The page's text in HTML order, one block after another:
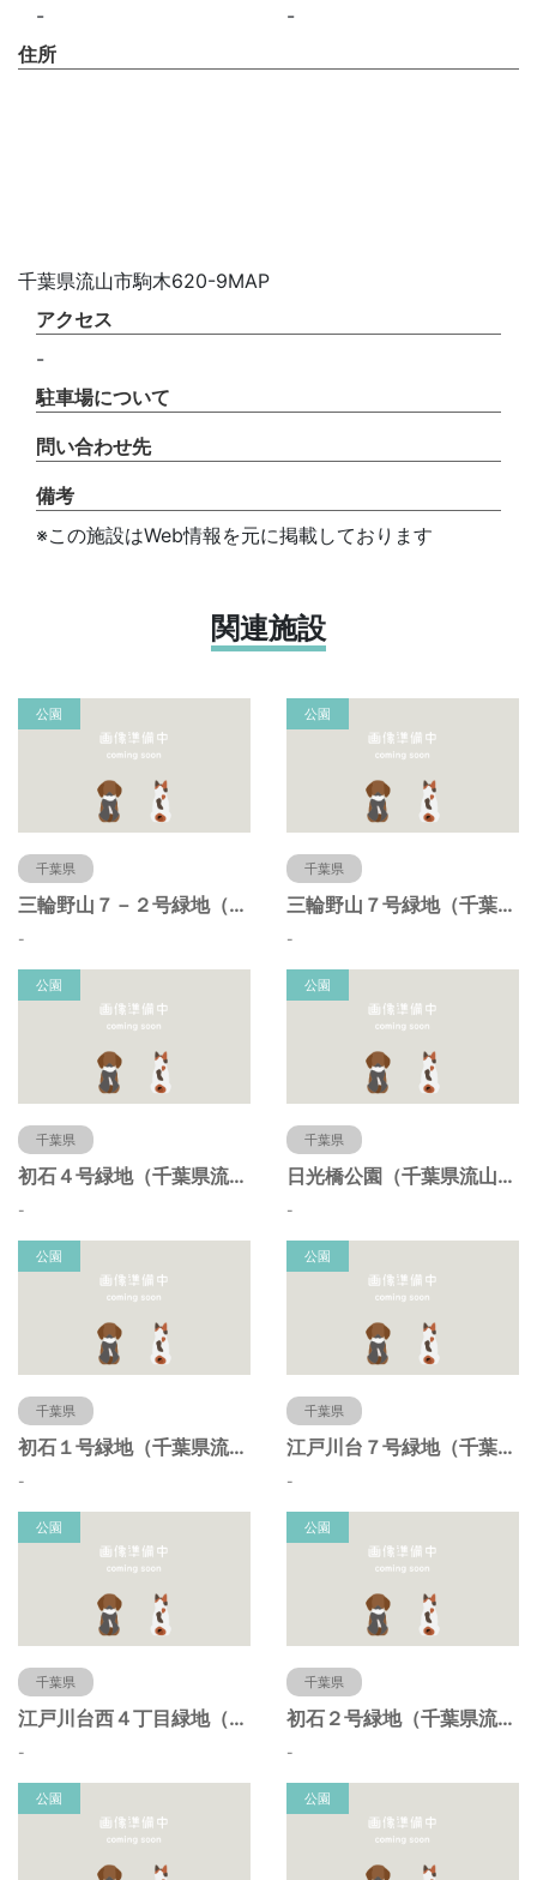
-
-
住所
千葉県流山市駒木620-9MAP
アクセス
-
駐車場について
問い合わせ先
備考
※この施設はWeb情報を元に掲載しております
関連施設
公園
千葉県
三輪野山７－２号緑地（千葉県流山市）
-
公園
千葉県
三輪野山７号緑地（千葉県流山市）
-
公園
千葉県
初石４号緑地（千葉県流山市）
-
公園
千葉県
日光橋公園（千葉県流山市）
-
公園
千葉県
初石１号緑地（千葉県流山市）
-
公園
千葉県
江戸川台７号緑地（千葉県流山市）
-
公園
千葉県
江戸川台西４丁目緑地（千葉県流山市）
-
公園
千葉県
初石２号緑地（千葉県流山市）
-
公園 公園